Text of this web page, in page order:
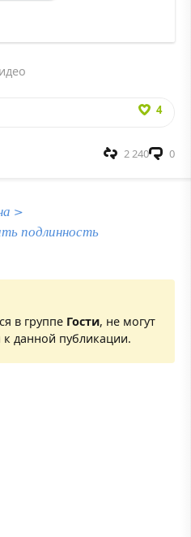
4
0
2 240
>
подлинность
в группе Гости, не могут
данной публикации.